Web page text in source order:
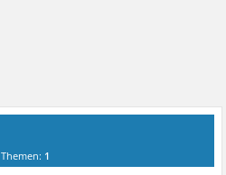
Themen: 1